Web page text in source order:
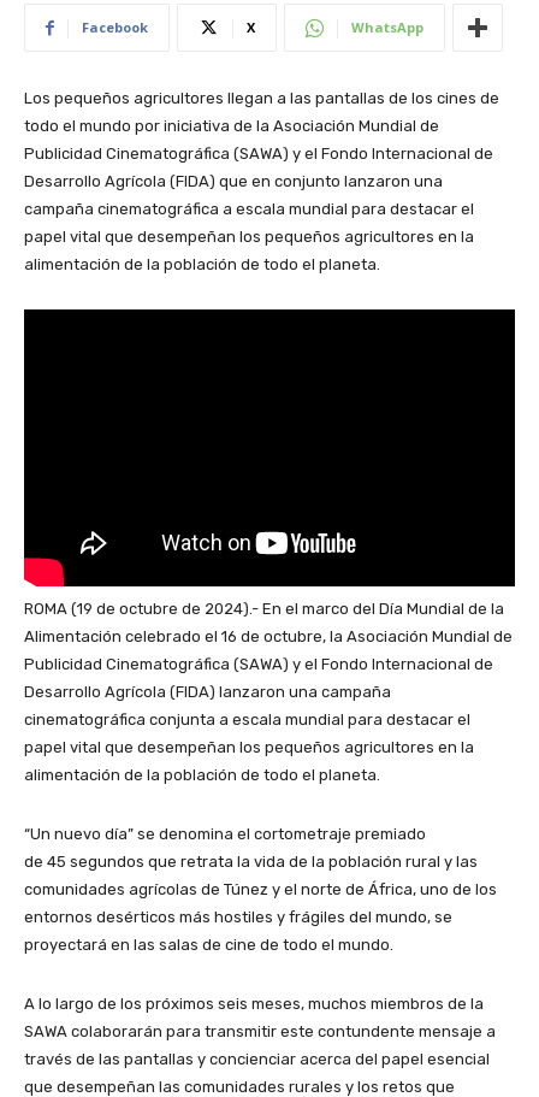
Facebook X WhatsApp
Los pequeños agricultores llegan a las pantallas de los cines de
todo el mundo por iniciativa de la Asociación Mundial de
Publicidad Cinematográfica (SAWA) y el Fondo Internacional de
Desarrollo Agrícola (FIDA) que en conjunto lanzaron una
campaña cinematográfica a escala mundial para destacar el
papel vital que desempeñan los pequeños agricultores en la
alimentación de la población de todo el planeta.
ROMA (19 de octubre de 2024).- En el marco del Día Mundial de la
Alimentación celebrado el 16 de octubre, la Asociación Mundial de
Publicidad Cinematográfica (SAWA) y el Fondo Internacional de
Desarrollo Agrícola (FIDA) lanzaron una campaña
cinematográfica conjunta a escala mundial para destacar el
papel vital que desempeñan los pequeños agricultores en la
alimentación de la población de todo el planeta.
“Un nuevo día” se denomina el cortometraje premiado
de 45 segundos que retrata la vida de la población rural y las
comunidades agrícolas de Túnez y el norte de África, uno de los
entornos desérticos más hostiles y frágiles del mundo, se
proyectará en las salas de cine de todo el mundo.
A lo largo de los próximos seis meses, muchos miembros de la
SAWA colaborarán para transmitir este contundente mensaje a
través de las pantallas y concienciar acerca del papel esencial
que desempeñan las comunidades rurales y los retos que